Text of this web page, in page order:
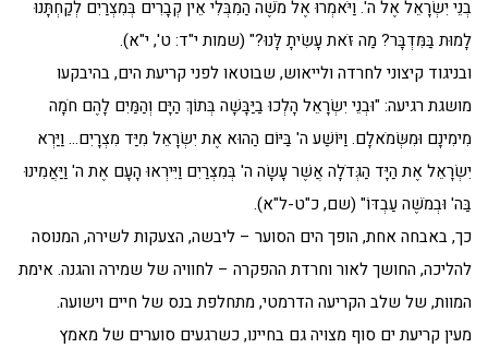
בְנֵי יִשְׂרָאֵל אֶל ה'. וַיֹּאמְרוּ אֶל מֹשֶׁה הַמִבְּלִי אֵין קְבָרִים בְּמִצְרַיִם לְקַחְתָּנוּ
לָמוּת בַּמִּדְבָּר? מַה זֹּאת עָשִׂיתָ לָּנוּ?" (שמות י"ד: ט', י"א).
ובניגוד קיצוני לחרדה ולייאוש, שבוטאו לפני קריעת הים, בהיבקעו
מושגת רגיעה: "וּבְנֵי יִשְׂרָאֵל הָלְכוּ בַיַּבָּשָׁה בְּתוֹךְ הַיָּם וְהַמַּיִם לָהֶם חֹמָה
מִימִינָם וּמִשְּׂמֹאלָם. וַיּוֹשַׁע ה' בַּיּוֹם הַהוּא אֶת יִשְׂרָאֵל מִיַּד מִצְרָיִם… וַיַּרְא
יִשְׂרָאֵל אֶת הַיָּד הַגְּדֹלָה אֲשֶׁר עָשָׂה ה' בְּמִצְרַיִם וַיִּירְאוּ הָעָם אֶת ה' וַיַּאֲמִינוּ
בַּה' וּבְמֹשֶׁה עַבְדּוֹ" (שם, כ"ט-ל"א).
כך, באבחה אחת, הופך הים הסוער – ליבשה, הצעקות לשירה, המנוסה
להליכה, החושך לאור וחרדת ההפקרה – לחוויה של שמירה והגנה. אימת
המוות, של שלב הקריעה הדרמטי, מתחלפת בנס של חיים וישועה.
מעין קריעת ים סוף מצויה גם בחיינו, כשרגעים סוערים של מאמץ